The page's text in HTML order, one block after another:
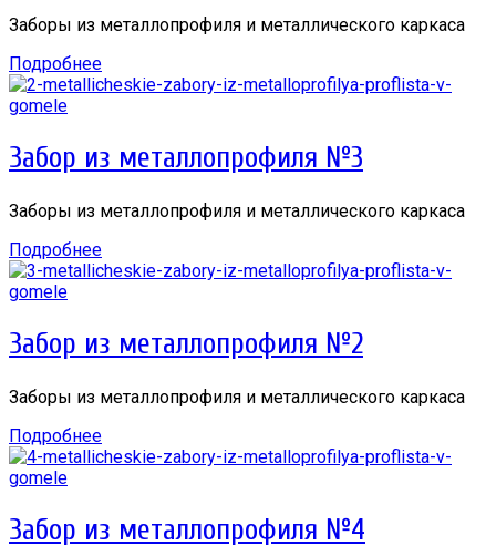
Заборы из металлопрофиля и металлического каркаса
Подробнее
Забор из металлопрофиля №3
Заборы из металлопрофиля и металлического каркаса
Подробнее
Забор из металлопрофиля №2
Заборы из металлопрофиля и металлического каркаса
Подробнее
Забор из металлопрофиля №4